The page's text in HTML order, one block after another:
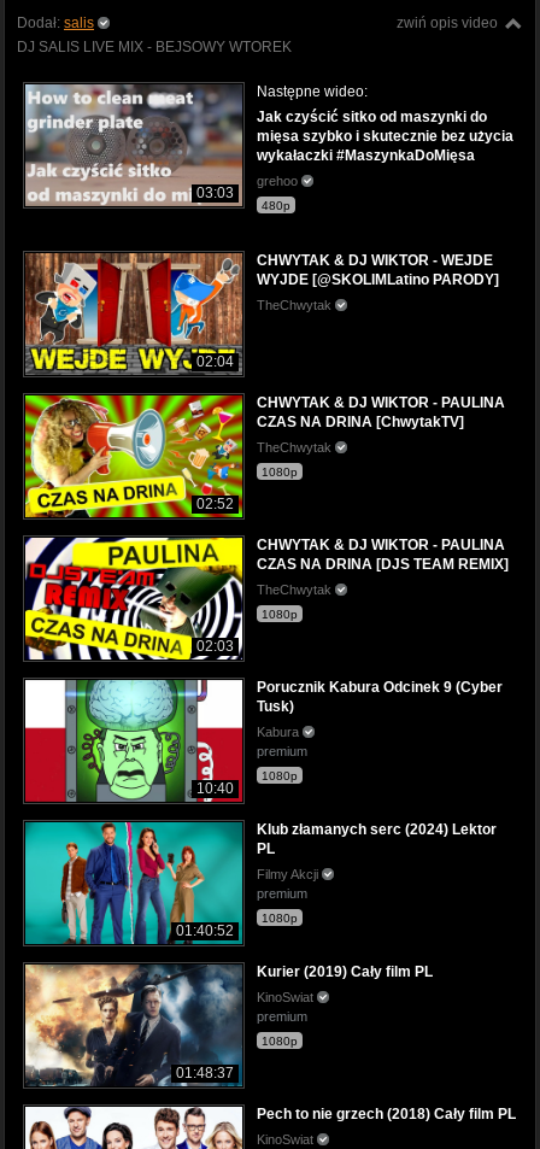
zwiń opis video
Dodał: salis
DJ SALIS LIVE MIX - BEJSOWY WTOREK
03:03
Następne wideo:
Jak czyścić sitko od maszynki do
mięsa szybko i skutecznie bez użycia
wykałaczki #MaszynkaDoMięsa
grehoo
480p
02:04
CHWYTAK & DJ WIKTOR - WEJDE
WYJDE [@SKOLIMLatino PARODY]
TheChwytak
02:52
CHWYTAK & DJ WIKTOR - PAULINA
CZAS NA DRINA [ChwytakTV]
TheChwytak
1080p
02:03
CHWYTAK & DJ WIKTOR - PAULINA
CZAS NA DRINA [DJS TEAM REMIX]
TheChwytak
1080p
10:40
Porucznik Kabura Odcinek 9 (Cyber
Tusk)
Kabura
premium
1080p
01:40:52
Klub złamanych serc (2024) Lektor
PL
Filmy Akcji
premium
1080p
01:48:37
Kurier (2019) Cały film PL
KinoSwiat
premium
1080p
Pech to nie grzech (2018) Cały film PL
KinoSwiat